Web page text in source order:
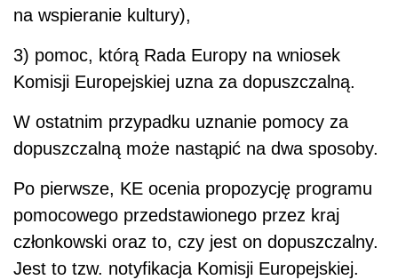
na wspieranie kultury),
3) pomoc, którą Rada Europy na wniosek
Komisji Europejskiej uzna za dopuszczalną.
W ostatnim przypadku uznanie pomocy za
dopuszczalną może nastąpić na dwa sposoby.
Po pierwsze, KE ocenia propozycję programu
pomocowego przedstawionego przez kraj
członkowski oraz to, czy jest on dopuszczalny.
Jest to tzw. notyfikacja Komisji Europejskiej.